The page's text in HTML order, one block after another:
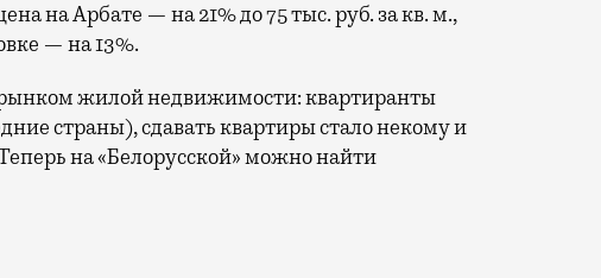
на Арбате — на 21% до 75 тыс. руб. за кв. м.,
— на 13%.
жилой недвижимости: квартиранты
страны), сдавать квартиры стало некому и
на «Белорусской» можно найти